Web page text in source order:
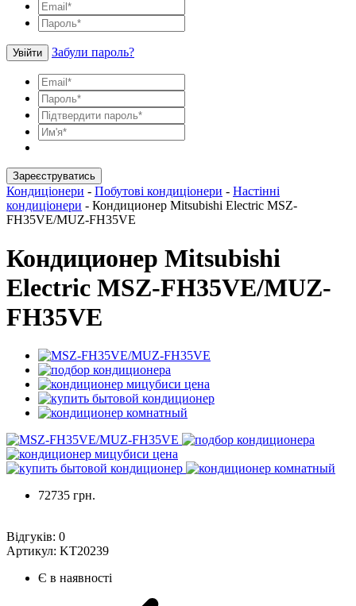
Увійти Забули пароль?
Зареєструватись
Кондиціонери - Побутові кондиціонери - Настінні
кондиціонери - Кондиционер Mitsubishi Electric MSZ-
FH35VE/MUZ-FH35VE
Кондиционер Mitsubishi
Electric MSZ-FH35VE/MUZ-
FH35VE
72735 грн.
Відгуків: 0
Артикул: KT20239
Є в наявності